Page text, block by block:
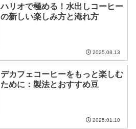
ハリオで極める！水出しコーヒー
の新しい楽しみ方と淹れ方
2025.08.13
デカフェコーヒーをもっと楽しむ
ために：製法とおすすめ豆
2025.01.10